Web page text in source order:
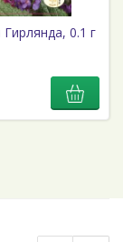
0.1 г